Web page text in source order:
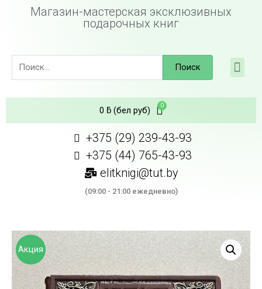
Магазин-мастерская эксклюзивных
подарочных книг
Поиск
0 ƃ(бел руб)
+375 (29) 239-43-93
+375 (44) 765-43-93
elitknigi@tut.by
(09:00 - 21:00 ежедневно)
Акция